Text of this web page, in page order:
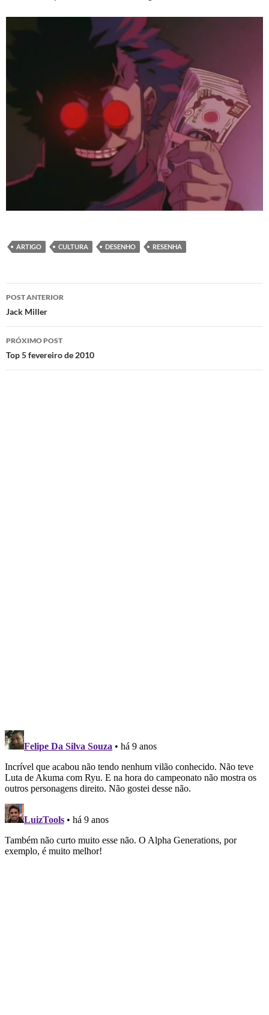
ARTIGO CULTURA DESENHO RESENHA
Navegação
de
posts
POST ANTERIOR
Jack Miller
PRÓXIMO POST
Top 5 fevereiro de 2010